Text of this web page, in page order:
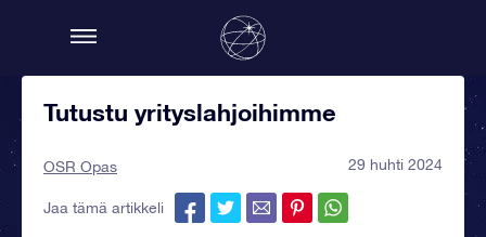
Tutustu yrityslahjoihimme
OSR Opas 29 huhti 2024
Jaa tämä artikkeli